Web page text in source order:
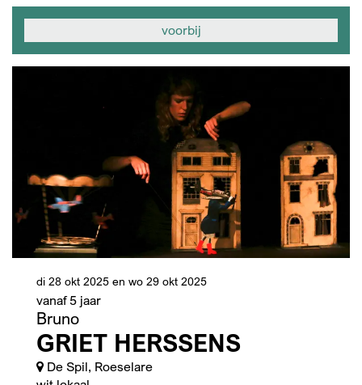
voorbij
Bruno
GRIET HERSSENS
vanaf 5 jaar
di 28 okt 2025 en wo 29 okt 2025
De Spil, Roeselare